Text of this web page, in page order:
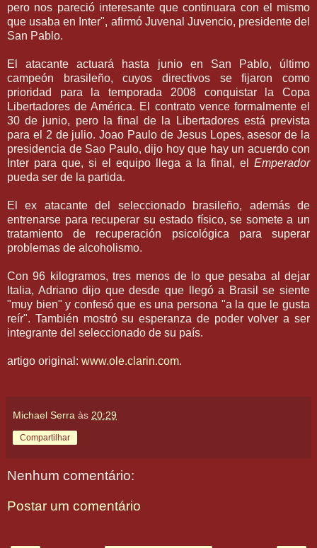
pero nos pareció interesante que continuara con el mismo
que usaba en Inter", afirmó Juvenal Juvencio, presidente del
San Pablo.
El atacante actuará hasta junio en San Pablo, último
campeón brasileño, cuyos directivos se fijaron como
prioridad para la temporada 2008 conquistar la Copa
Libertadores de América. El contrato vence formalmente el
30 de junio, pero la final de la Libertadores está prevista
para el 2 de julio. Joao Paulo de Jesus Lopes, asesor de la
presidencia de Sao Paulo, dijo hoy que hay un acuerdo con
Inter para que, si el equipo llega a la final, el Emperador
pueda ser de la partida.
El ex atacante del seleccionado brasileño, además de
entrenarse para recuperar su estado físico, se somete a un
tratamiento de recuperación psicológica para superar
problemas de alcoholismo.
Con 96 kilogramos, tres menos de lo que pesaba al dejar
Italia, Adriano dijo que desde que llegó a Brasil se siente
"muy bien" y confesó que es una persona "a la que le gusta
reír". También mostró su esperanza de poder volver a ser
integrante del seleccionado de su país.
artigo original: www.ole.clarin.com.
Michael Serra às 20:29
Compartilhar
Nenhum comentário:
Postar um comentário